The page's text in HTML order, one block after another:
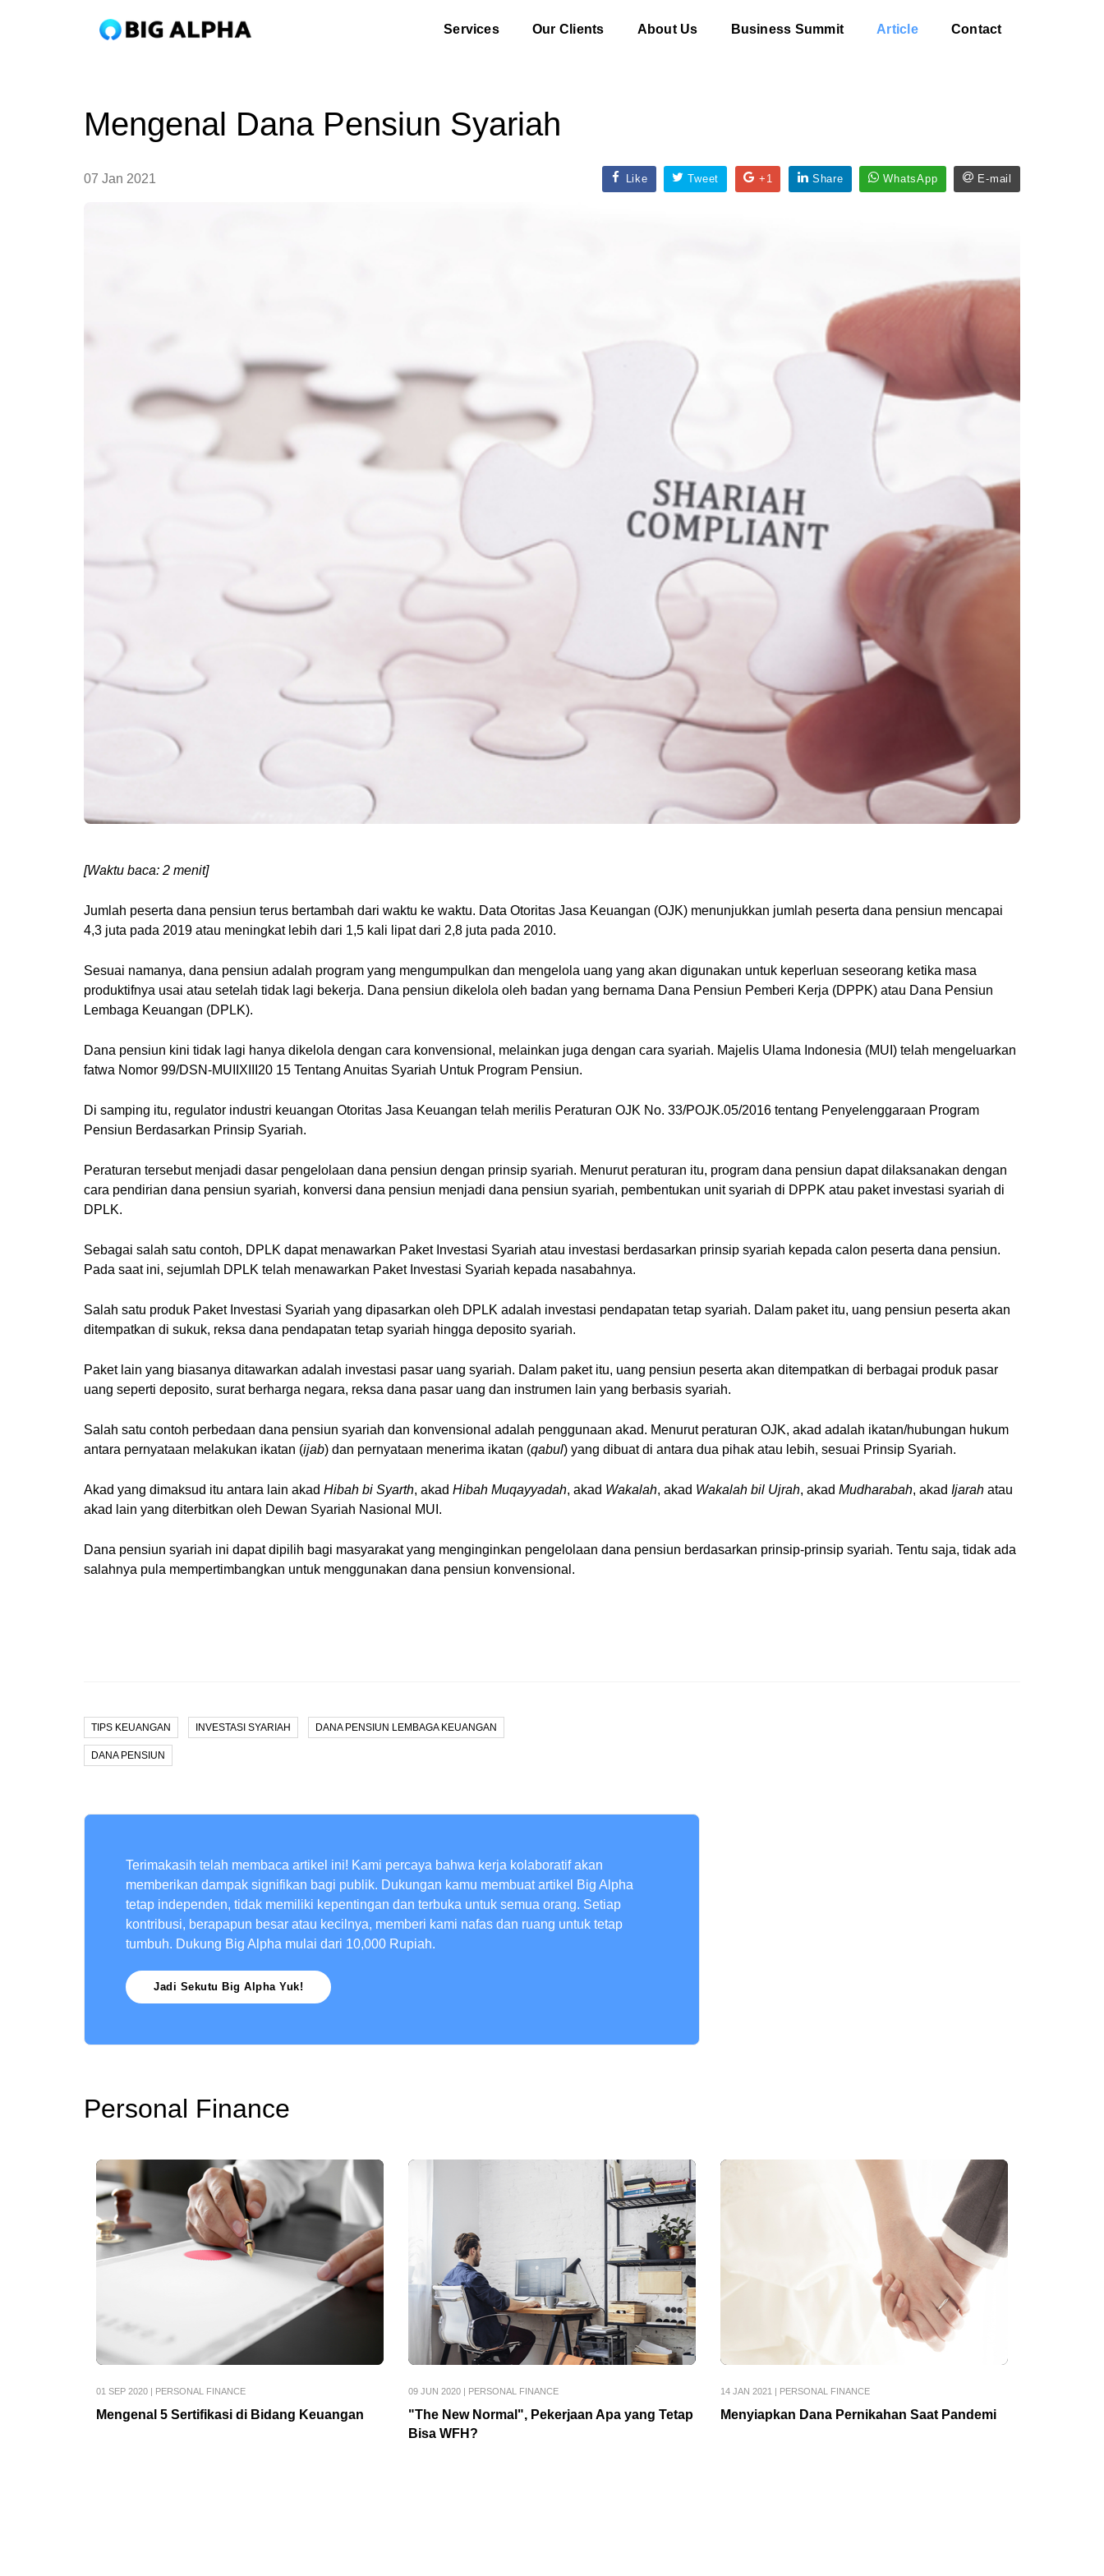
Services Our Clients About Us Business Summit Article Contact
Mengenal Dana Pensiun Syariah
07 Jan 2021 Like Tweet +1 Share WhatsApp E-mail
[Waktu baca: 2 menit]
Jumlah peserta dana pensiun terus bertambah dari waktu ke waktu. Data Otoritas Jasa Keuangan (OJK) menunjukkan jumlah peserta dana pensiun mencapai
4,3 juta pada 2019 atau meningkat lebih dari 1,5 kali lipat dari 2,8 juta pada 2010.
Sesuai namanya, dana pensiun adalah program yang mengumpulkan dan mengelola uang yang akan digunakan untuk keperluan seseorang ketika masa
produktifnya usai atau setelah tidak lagi bekerja. Dana pensiun dikelola oleh badan yang bernama Dana Pensiun Pemberi Kerja (DPPK) atau Dana Pensiun
Lembaga Keuangan (DPLK).
Dana pensiun kini tidak lagi hanya dikelola dengan cara konvensional, melainkan juga dengan cara syariah. Majelis Ulama Indonesia (MUI) telah mengeluarkan
fatwa Nomor 99/DSN-MUIIXIII20 15 Tentang Anuitas Syariah Untuk Program Pensiun.
Di samping itu, regulator industri keuangan Otoritas Jasa Keuangan telah merilis Peraturan OJK No. 33/POJK.05/2016 tentang Penyelenggaraan Program
Pensiun Berdasarkan Prinsip Syariah.
Peraturan tersebut menjadi dasar pengelolaan dana pensiun dengan prinsip syariah. Menurut peraturan itu, program dana pensiun dapat dilaksanakan dengan
cara pendirian dana pensiun syariah, konversi dana pensiun menjadi dana pensiun syariah, pembentukan unit syariah di DPPK atau paket investasi syariah di
DPLK.
Sebagai salah satu contoh, DPLK dapat menawarkan Paket Investasi Syariah atau investasi berdasarkan prinsip syariah kepada calon peserta dana pensiun.
Pada saat ini, sejumlah DPLK telah menawarkan Paket Investasi Syariah kepada nasabahnya.
Salah satu produk Paket Investasi Syariah yang dipasarkan oleh DPLK adalah investasi pendapatan tetap syariah. Dalam paket itu, uang pensiun peserta akan
ditempatkan di sukuk, reksa dana pendapatan tetap syariah hingga deposito syariah.
Paket lain yang biasanya ditawarkan adalah investasi pasar uang syariah. Dalam paket itu, uang pensiun peserta akan ditempatkan di berbagai produk pasar
uang seperti deposito, surat berharga negara, reksa dana pasar uang dan instrumen lain yang berbasis syariah.
Salah satu contoh perbedaan dana pensiun syariah dan konvensional adalah penggunaan akad. Menurut peraturan OJK, akad adalah ikatan/hubungan hukum
antara pernyataan melakukan ikatan (ijab) dan pernyataan menerima ikatan (qabul) yang dibuat di antara dua pihak atau lebih, sesuai Prinsip Syariah.
Akad yang dimaksud itu antara lain akad Hibah bi Syarth, akad Hibah Muqayyadah, akad Wakalah, akad Wakalah bil Ujrah, akad Mudharabah, akad Ijarah atau
akad lain yang diterbitkan oleh Dewan Syariah Nasional MUI.
Dana pensiun syariah ini dapat dipilih bagi masyarakat yang menginginkan pengelolaan dana pensiun berdasarkan prinsip-prinsip syariah. Tentu saja, tidak ada
salahnya pula mempertimbangkan untuk menggunakan dana pensiun konvensional.
TIPS KEUANGAN INVESTASI SYARIAH DANA PENSIUN LEMBAGA KEUANGAN
DANA PENSIUN
Terimakasih telah membaca artikel ini! Kami percaya bahwa kerja kolaboratif akan
memberikan dampak signifikan bagi publik. Dukungan kamu membuat artikel Big Alpha
tetap independen, tidak memiliki kepentingan dan terbuka untuk semua orang. Setiap
kontribusi, berapapun besar atau kecilnya, memberi kami nafas dan ruang untuk tetap
tumbuh. Dukung Big Alpha mulai dari 10,000 Rupiah.
Jadi Sekutu Big Alpha Yuk!
Personal Finance
01 SEP 2020 PERSONAL FINANCE
Mengenal 5 Sertifikasi di Bidang Keuangan
09 JUN 2020| PERSONAL FINANCE
"The New Normal", Pekerjaan Apa yang Tetap
Bisa WFH?
14 JAN 2021| PERSONAL FINANCE
Menyiapkan Dana Pernikahan Saat Pandemi